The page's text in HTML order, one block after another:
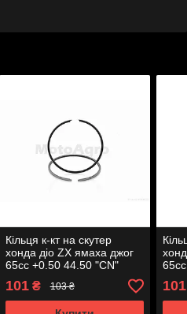
Кільця к-кт на скутер
хонда діо ZX ямаха джог
65cc +0.50 44.50 "CN"
101₴ 103 ₴
AT-
101